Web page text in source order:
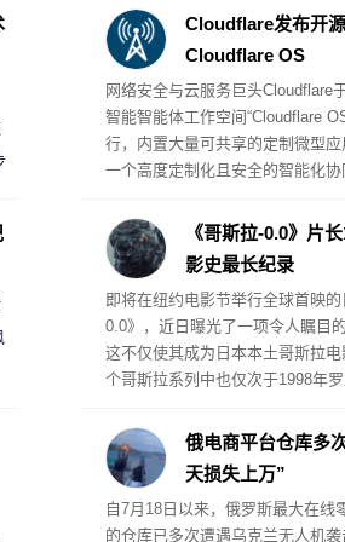
Cloudflare发布开
Cloudflare OS
网络安全与云服务巨头Cloudflare
智能智能体工作空间“Cloudflare
行，内置大量可共享的定制微型
一个高度定制化且安全的智能化协
《哥斯拉-0.0》片
影史最长纪录
即将在纽约电影节举行全球首映
0.0》，近日曝光了一项令人瞩目
这不仅使其成为日本本土哥斯拉
个哥斯拉系列中也仅次于1998年
俄电商平台仓库多
天损失上万”
自7月18日以来，俄罗斯最大在线
的仓库已多次遭遇乌克兰无人机